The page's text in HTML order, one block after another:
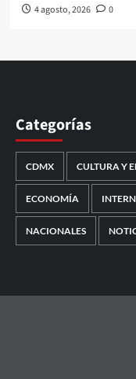
4 agosto, 2026 0
Categorías
CDMX CULTURA Y
ECONOMÍA
NACIONALES